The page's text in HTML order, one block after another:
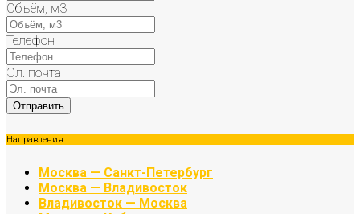
Объём, м3
Телефон
Эл. почта
Направления
Москва — Санкт-Петербург
Москва — Владивосток
Владивосток — Москва